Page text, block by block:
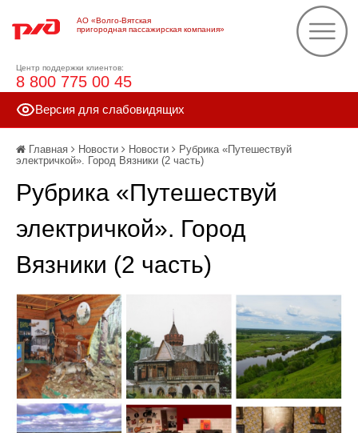
АО «Волго-Вятская
пригородная пассажирская компания»
Центр поддержки клиентов:
8 800 775 00 45
Версия для слабовидящих
Главная Новости Новости
Рубрика «Путешествуй
электричкой». Город Вязники (2 часть)
Рубрика «Путешествуй
электричкой». Город
Вязники (2 часть)